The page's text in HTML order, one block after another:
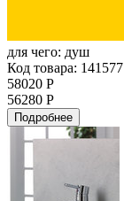
для чего: душ
Код товара: 141577
58020 Р
56280 Р
Подробнее